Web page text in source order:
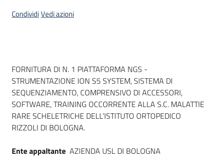
CondividiVedi azioni
Dati del bando
FORNITURA DI N. 1 PIATTAFORMA NGS -
STRUMENTAZIONE ION S5 SYSTEM, SISTEMA DI
SEQUENZIAMENTO, COMPRENSIVO DI ACCESSORI,
SOFTWARE, TRAINING OCCORRENTE ALLA S.C. MALATTIE
RARE SCHELETRICHE DELL’ISTITUTO ORTOPEDICO
RIZZOLI DI BOLOGNA.
Ente appaltante AZIENDA USL DI BOLOGNA